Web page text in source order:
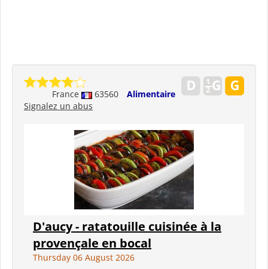
France 63560
Alimentaire
Signalez un abus
D'aucy - ratatouille cuisinée à la
provençale en bocal
Thursday 06 August 2026